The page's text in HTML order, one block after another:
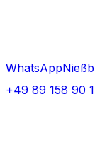
WhatsApp
+49 89 158 90